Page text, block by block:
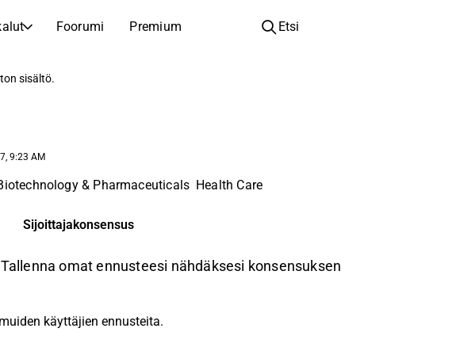
Foorumi Premium
YHTIÖT
Yhtiökokousten päivämäärät ja osakkeenomistajatiedot
OPI SIJOITTAMISESTA
Etsi
sisältö.
9:23 AM
& Pharmaceuticals Health Care
Sijoittajakonsensus
omat ennusteesi nähdäksesi konsensuksen
käyttäjien ennusteita.